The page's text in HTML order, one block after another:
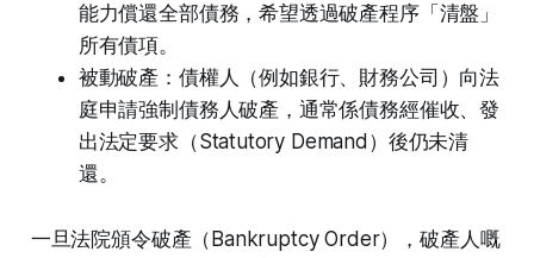
能力償還全部債務，希望透過破產程序「清盤」
所有債項。
被動破產：債權人（例如銀行、財務公司）向法
庭申請強制債務人破產，通常係債務經催收、發
出法定要求（Statutory Demand）後仍未清
還。
一旦法院頒令破產（Bankruptcy Order），破產人嘅